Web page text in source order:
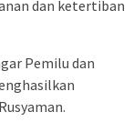
dan ketertiban
Pemilu dan